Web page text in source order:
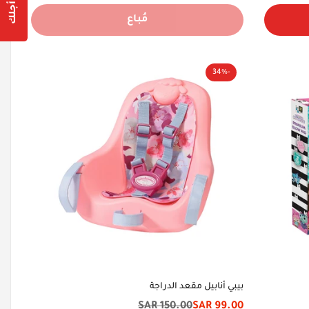
مُباع
-34%
بيبي أنابيل مقعد الدراجة